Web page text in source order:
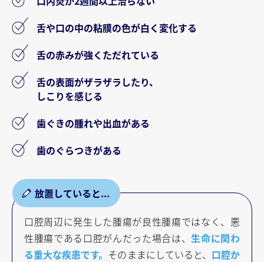
舌や口の中の粘膜の色が白く変化する
舌の赤みが強くただれている
舌の表面がザラザラしたり、
しこりを感じる
⻭ぐきの腫れや出血がある
⻭のぐらつきがある
口腔周辺に発生した腫瘍が良性腫瘍ではなく、悪
性腫瘍である口腔がんだった場合は、生命に関わ
る重大な疾患です。 そのままにしていると、 口腔か